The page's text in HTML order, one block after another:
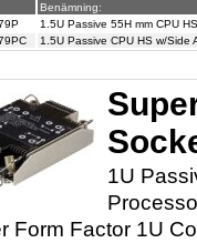
Benämning:
1.5U Passive 55H mm CPU
1.5U Passive CPU HS w/Side
1U
Form Factor 1U